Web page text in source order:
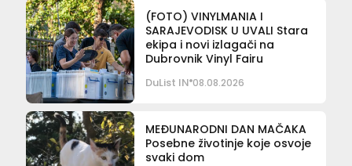
(FOTO) VINYLMANIA I
SARAJEVODISK U UVALI Stara
ekipa i novi izlagači na
Dubrovnik Vinyl Fairu
DuList IN 08.08.2026
MEĐUNARODNI DAN MAČAKA
Posebne životinje koje osvoje
svaki dom